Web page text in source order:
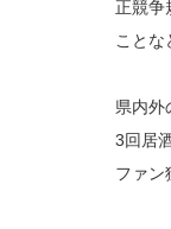
正競争
ことな
県内外
3回居
ファン